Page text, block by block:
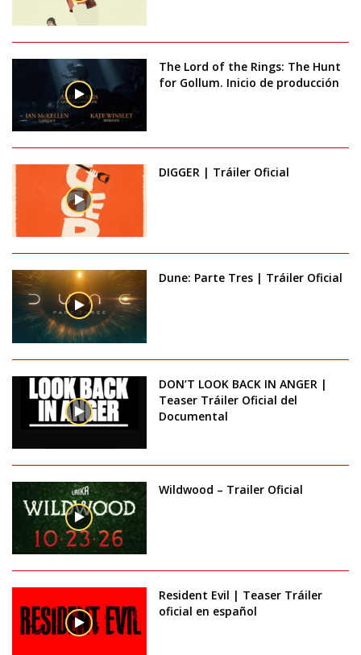
The Lord of the Rings: The Hunt
for Gollum. Inicio de producción
DIGGER | Tráiler Oficial
Dune: Parte Tres | Tráiler Oficial
DON’T LOOK BACK IN ANGER |
Teaser Tráiler Oficial del
Documental
Wildwood – Trailer Oficial
Resident Evil | Teaser Tráiler
oficial en español